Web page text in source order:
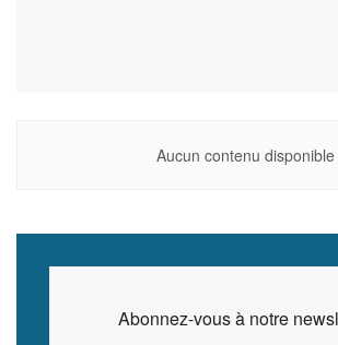
Aucun contenu disponible
Abonnez-vous à notre